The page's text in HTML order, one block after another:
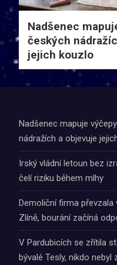
Nadšenec
českých
jejich kouzlo
Nadšenec mapuje
nádražích a objevuje
Irský vládní letoun bez
čelí riziku během mlhy
Demoliční firma převzala
Zlíně, bourání začíná
V Pardubicích se zřítila
bývalé Tesly, nikdo nebyl